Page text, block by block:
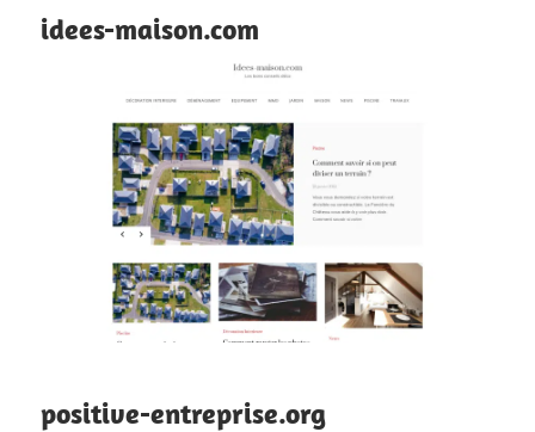
idees-maison.com
positive-entreprise.org